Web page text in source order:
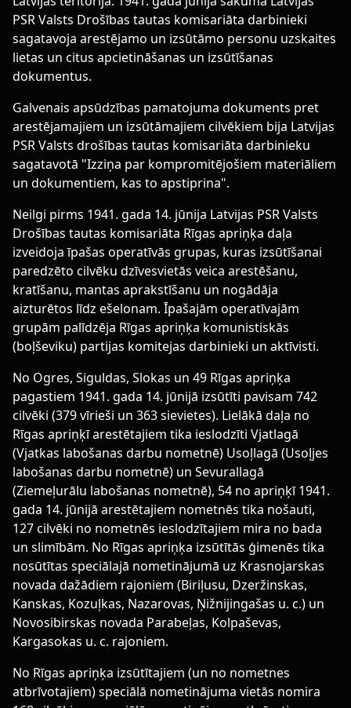
PSR Valsts Drošības tautas komisariāta darbinieki
sagatavoja arestējamo un izsūtāmo personu uzskaites
lietas un citus apcietināšanas un izsūtīšanas
dokumentus.
Galvenais apsūdzības pamatojuma dokuments pret
arestējamajiem un izsūtāmajiem cilvēkiem bija Latvijas
PSR Valsts drošības tautas komisariāta darbinieku
sagatavotā "Izziņa par kompromitējošiem materiāliem
un dokumentiem, kas to apstiprina".
Neilgi pirms 1941. gada 14. jūnija Latvijas PSR Valsts
Drošības tautas komisariāta Rīgas apriņķa daļa
izveidoja īpašas operatīvās grupas, kuras izsūtīšanai
paredzēto cilvēku dzīvesvietās veica arestēšanu,
kratīšanu, mantas aprakstīšanu un nogādāja
aizturētos līdz ešelonam. Īpašajām operatīvajām
grupām palīdzēja Rīgas apriņķa komunistiskās
(boļševiku) partijas komitejas darbinieki un aktīvisti.
No Ogres, Siguldas, Slokas un 49 Rīgas apriņķa
pagastiem 1941. gada 14. jūnijā izsūtīti pavisam 742
cilvēki (379 vīrieši un 363 sievietes). Lielākā daļa no
Rīgas apriņķī arestētajiem tika ieslodzīti Vjatlagā
(Vjatkas labošanas darbu nometnē) Usoļlagā (Usoļjes
labošanas darbu nometnē) un Sevurallagā
(Ziemeļurālu labošanas nometnē), 54 no apriņķī 1941.
gada 14. jūnijā arestētajiem nometnēs tika nošauti,
127 cilvēki no nometnēs ieslodzītajiem mira no bada
un slimībām. No Rīgas apriņķa izsūtītās ģimenēs tika
nosūtītas speciālajā nometinājumā uz Krasnojarskas
novada dažādiem rajoniem (Biriļusu, Dzeržinskas,
Kanskas, Kozuļkas, Nazarovas, Ņižnijingašas u. c.) un
Novosibirskas novada Parabeļas, Kolpaševas,
Kargasokas u. c. rajoniem.
No Rīgas apriņķa izsūtītajiem (un no nometnes
atbrīvotajiem) speciālā nometinājuma vietās nomira